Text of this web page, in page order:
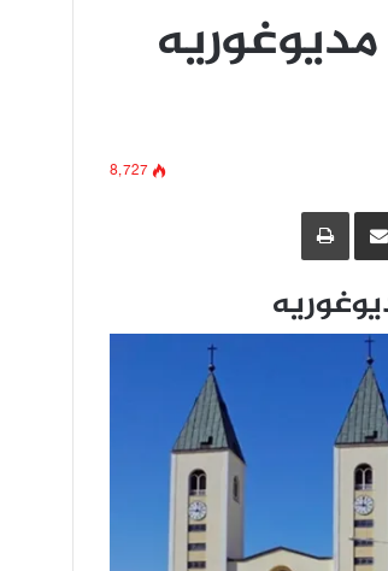
8٬727
مشاركة عبر البريد طباعة